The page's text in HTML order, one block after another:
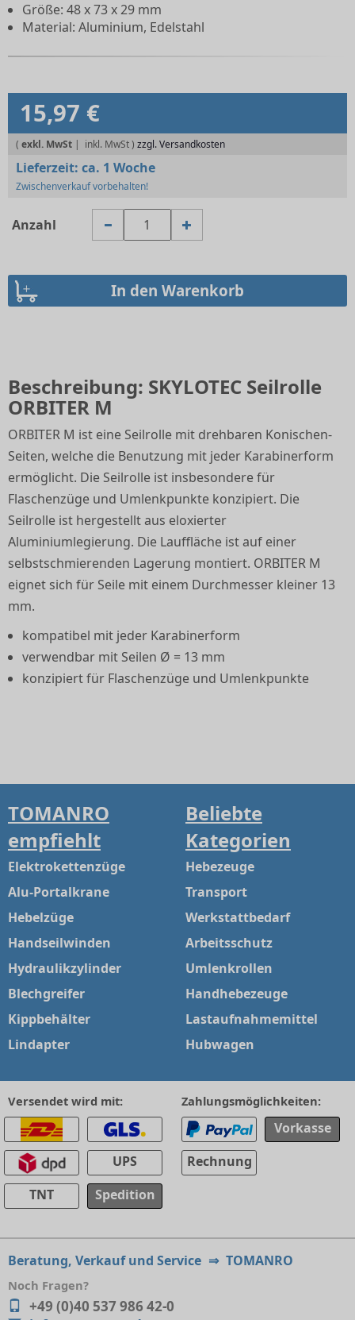
Größe: 48 x 73 x 29 mm
Material: Aluminium, Edelstahl
15,97 €
( exkl. MwSt | zzgl. Versandkosten
Lieferzeit: ca. 1 Woche
Zwischenverkauf vorbehalten!
Anzahl
Beschreibung: SKYLOTEC Seilrolle
ORBITER M
ORBITER M ist eine Seilrolle mit drehbaren Konischen-
Seiten, welche die Benutzung mit jeder Karabinerform
ermöglicht. Die Seilrolle ist insbesondere für
Flaschenzüge und Umlenkpunkte konzipiert. Die
Seilrolle ist hergestellt aus eloxierter
Aluminiumlegierung. Die Lauffläche ist auf einer
selbstschmierenden Lagerung montiert. ORBITER M
eignet sich für Seile mit einem Durchmesser kleiner 13
mm.
kompatibel mit jeder Karabinerform
verwendbar mit Seilen Ø = 13 mm
konzipiert für Flaschenzüge und Umlenkpunkte
TOMANRO
empfiehlt
Elektrokettenzüge
Alu-Portalkrane
Hebelzüge
Handseilwinden
Hydraulikzylinder
Blechgreifer
Kippbehälter
Lindapter
Beliebte
Kategorien
Hebezeuge
Transport
Werkstattbedarf
Arbeitsschutz
Umlenkrollen
Handhebezeuge
Lastaufnahmemittel
Hubwagen
Versendet wird mit:
UPS
TNT
Spedition
Zahlungsmöglichkeiten:
Vorkasse
Rechnung
Beratung, Verkauf und Service ⇒ TOMANRO
Noch Fragen?
+49 (0)40 537 986 42-0